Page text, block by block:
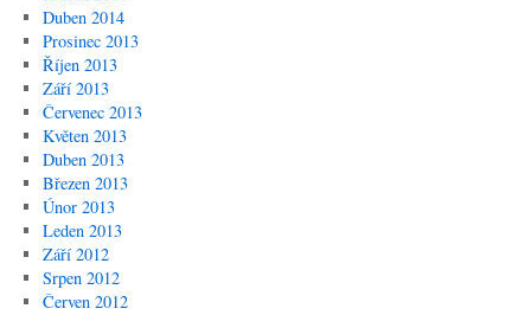
Duben 2014
Prosinec 2013
Říjen 2013
Září 2013
Červenec 2013
Květen 2013
Duben 2013
Březen 2013
Únor 2013
Leden 2013
Září 2012
Srpen 2012
Červen 2012